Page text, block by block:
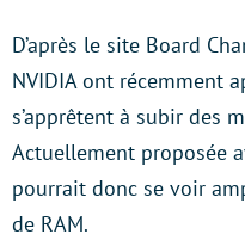
D’après le site Board
NVIDIA ont récemment
s’apprêtent à subir des
Actuellement proposée
pourrait donc se voir
de RAM.